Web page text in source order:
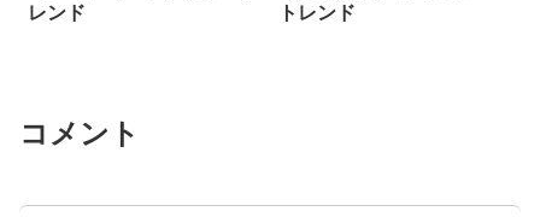
レンド
トレンド
コメント